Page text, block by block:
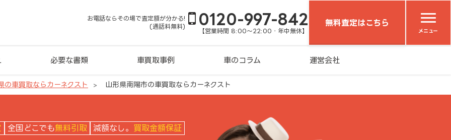
お電話ならその場で査定額が分かる!
(通話料無料)
0120-997-842
【営業時間 8:00～22:00・年中無休】
無料査定はこちら
メニュー
必要な書類 車買取事例 車のコラム 運営会社
の車買取ならカーネクスト 山形県南陽市の車買取ならカーネクスト
全国どこでも無料引取 減額なし。 買取金額保証